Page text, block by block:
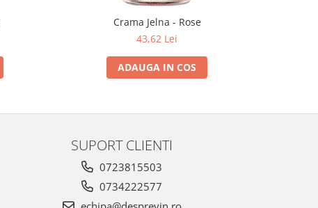
Crama Jelna - Rose
43,62 Lei
ADAUGA IN COS
SUPORT CLIENTI
0723815503
0734222577